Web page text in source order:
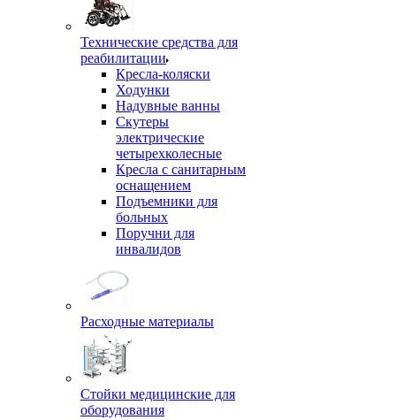
Технические средства для
реабилитации
Кресла-коляски
Ходунки
Надувные ванны
Скутеры
электрические
четырехколесные
Кресла с санитарным
оснащением
Подъемники для
больных
Поручни для
инвалидов
Расходные материалы
Стойки медицинские для
оборудования